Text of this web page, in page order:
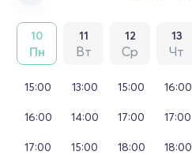
10
Пн
11
Вт
12
Ср
13
Чт
15:00
16:00
17:00
13:00
14:00
15:00
15:00
17:00
18:00
16:00
17:00
18:00